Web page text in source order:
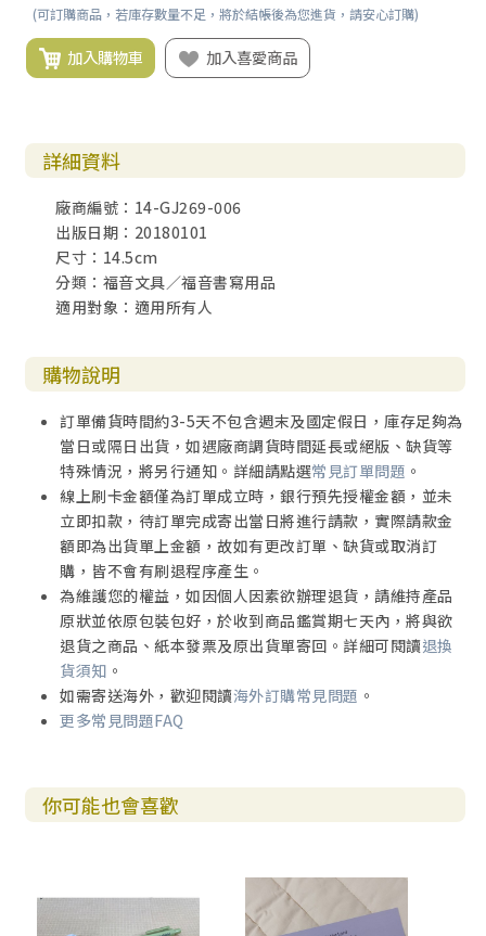
(可訂購商品，若庫存數量不足，將於結帳後為您進貨，請安心訂購)
加入購物車 加入喜愛商品
詳細資料
廠商編號：14-GJ269-006
出版日期：20180101
尺寸：14.5cm
分類：福音文具／福音書寫用品
適用對象：適用所有人
購物說明
訂單備貨時間約3-5天不包含週末及國定假日，庫存足夠為
當日或隔日出貨，如遇廠商調貨時間延長或絕版、缺貨等
特殊情況，將另行通知。詳細請點選常見訂單問題 。
線上刷卡金額僅為訂單成立時，銀行預先授權金額，並未
立即扣款，待訂單完成寄出當日將進行請款，實際請款金
額即為出貨單上金額，故如有更改訂單、缺貨或取消訂
購，皆不會有刷退程序產生。
為維護您的權益，如因個人因素欲辦理退貨，請維持產品
原狀並依原包裝包好，於收到商品鑑賞期七天內，將與欲
退貨之商品、紙本發票及原出貨單寄回。詳細可閱讀退換
貨須知 。
如需寄送海外，歡迎閱讀海外訂購常見問題 。
更多常見問題FAQ
你可能也會喜歡